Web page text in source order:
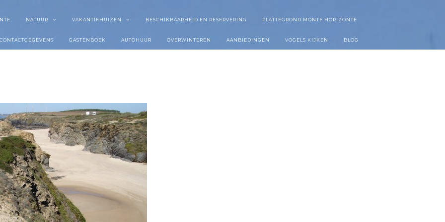
NATUUR VAKANTIEHUIZEN BESCHIKBAARHEID EN RESERVERING PLATTEGROND MONTE HORIZONTE
CONTACTGEGEVENS GASTENBOEK AUTOHUUR OVERWINTEREN AANBIEDINGEN VOGELS KIJKEN BLOG